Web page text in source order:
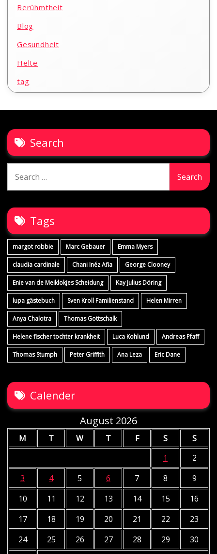
Berühmtheit
Blog
Gesundheit
Helte
tag
Search
for:
Tags
margot robbie Marc Gebauer Emma Myers
claudia cardinale Chani Inéz Afia George Clooney
Enie van de Meiklokjes Scheidung Kay Julius Döring
lupa gästebuch Sven Kroll Familienstand Helen Mirren
Anya Chalotra Thomas Gottschalk
Helene fischer tochter krankheit Luca Kohlund Andreas Pfaff
Thomas Stumph Peter Griffith Ana Leza Eric Dane
Calender
August 2026
M T W T F S
S
1
2
3
4 5 6 7 8
9
10
11 12 13 14 15
16
17
18 19 20 21 22
23
24
25 26 27 28 29 30